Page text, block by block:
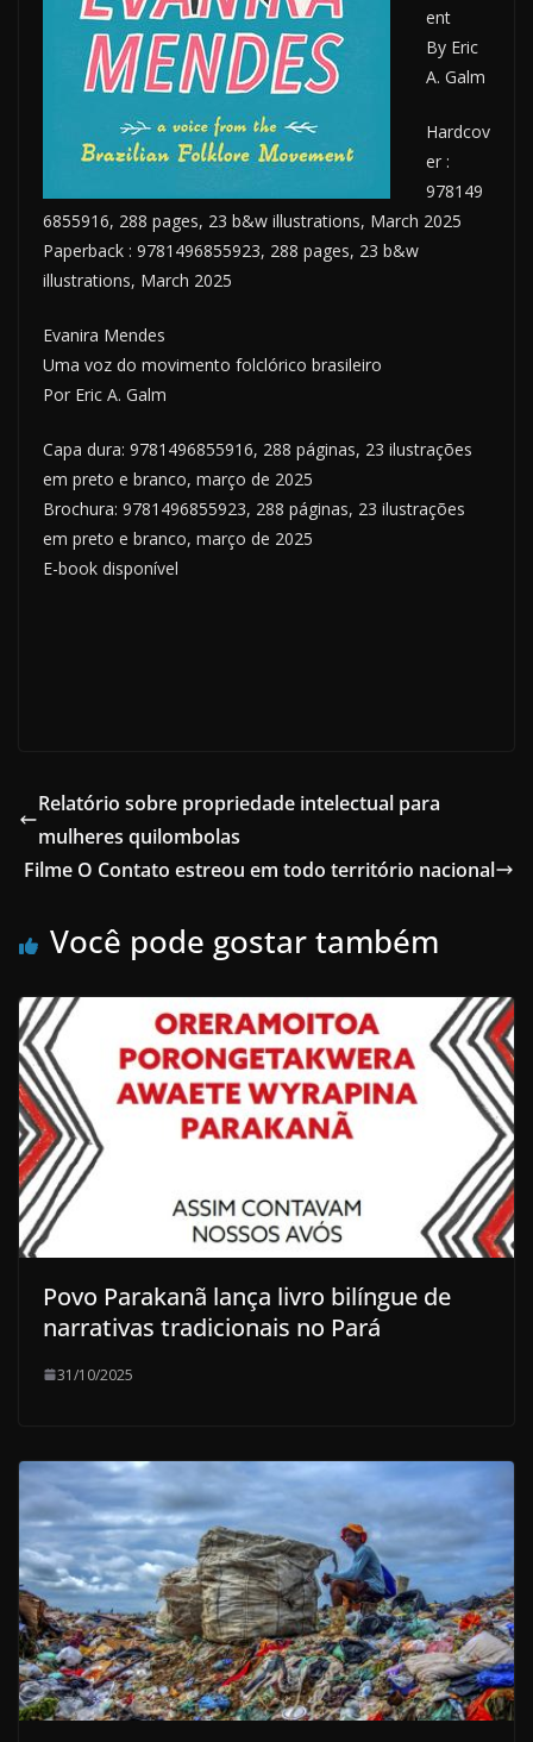
ent
By Eric
A. Galm
Hardcov
er :
978149
6855916, 288 pages, 23 b&w illustrations, March 2025
Paperback : 9781496855923, 288 pages, 23 b&w
illustrations, March 2025
Evanira Mendes
Uma voz do movimento folclórico brasileiro
Por Eric A. Galm
Capa dura: 9781496855916, 288 páginas, 23 ilustrações
em preto e branco, março de 2025
Brochura: 9781496855923, 288 páginas, 23 ilustrações
em preto e branco, março de 2025
E-book disponível
Relatório sobre propriedade intelectual para
mulheres quilombolas
Filme O Contato estreou em todo território nacional
Você pode gostar também
Povo Parakanã lança livro bilíngue de
narrativas tradicionais no Pará
31/10/2025